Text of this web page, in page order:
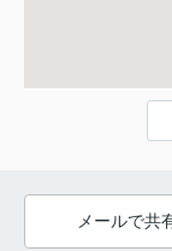
メールで共